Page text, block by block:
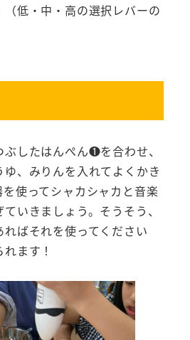
低・中・高の選択レバーの
したはんぺん❶を合わせ、
、みりんを入れてよくかき
使ってシャカシャカと音楽
いきましょう。そうそう、
ばそれを使ってください
ます！